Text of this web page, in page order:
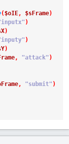
( $oIE, $sFrame)
)
)
)
)
, "attack" )
, "submit" )